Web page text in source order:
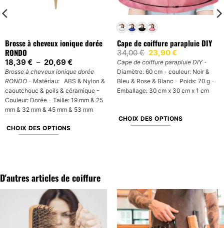
Brosse à cheveux ionique dorée
RONDO
18,39€ – 20,69€Plage
de
prix :
18,39 €
à
20,69 €
Brosse à cheveux ionique dorée
RONDO - Matériau: ABS & Nylon &
caoutchouc & poils & céramique -
Couleur: Dorée - Taille: 19 mm & 25
mm & 32 mm & 45 mm & 53 mm
CHOIX DES OPTIONS
plusieurs
options
peuvent
Cape de coiffure parapluie DIY
34,00€ Le
prix
initial
était :
34,00 €.
23,90€Le
prix
actuel
est :
23,90 €.
Cape de coiffure parapluie DIY-
Diamètre: 60 cm - couleur: Noir &
Bleu & Rose & Blanc - Poids: 70 g -
Emballage: 30 cm x 30 cm x 1 cm
CHOIX DES OPTIONS
Les
options
peuvent
être
D'autres articles de coiffure